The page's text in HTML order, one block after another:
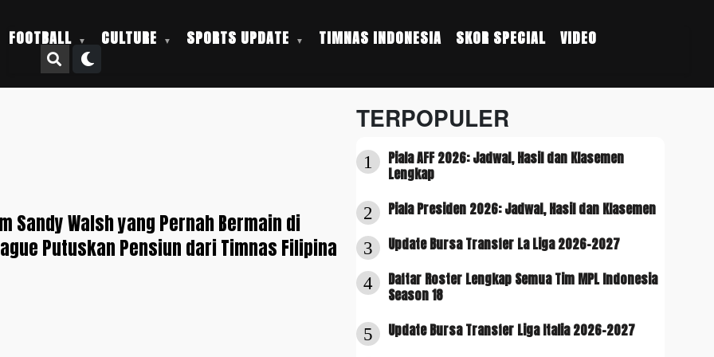
FOOTBALL CULTURE SPORTS UPDATE TIMNAS INDONESIA SKOR SPECIAL VIDEO
Sandy Walsh yang Pernah Bermain di
Putuskan Pensiun dari Timnas Filipina
TERPOPULER
1
Piala AFF 2026: Jadwal, Hasil dan Klasemen
Lengkap
2 Piala Presiden 2026: Jadwal, Hasil dan Klasemen
3 Update Bursa Transfer La Liga 2026-2027
4
Daftar Roster Lengkap Semua Tim MPL Indonesia
Season 18
5 Update Bursa Transfer Liga Italia 2026-2027